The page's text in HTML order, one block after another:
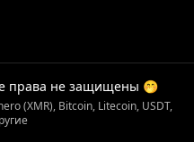
права не защищены 🤭
(XMR), Bitcoin, Litecoin, USDT,